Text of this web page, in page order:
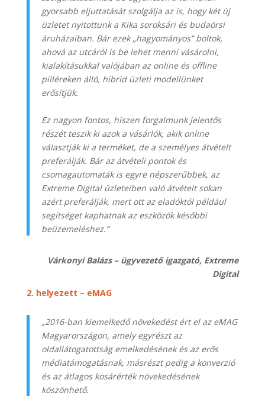
gyorsabb eljuttatását szolgálja az is, hogy két új
üzletet nyitottunk a Kika soroksári és budaörsi
áruházaiban. Bár ezek „hagyományos” boltok,
ahová az utcáról is be lehet menni vásárolni,
kialakításukkal valójában az online és offline
pilléreken álló, hibrid üzleti modellünket
erősítjük.
Ez nagyon fontos, hiszen forgalmunk jelentős
részét teszik ki azok a vásárlók, akik online
választják ki a terméket, de a személyes átvételt
preferálják. Bár az átvételi pontok és
csomagautomaták is egyre népszerűbbek, az
Extreme Digital üzleteiben való átvételt sokan
azért preferálják, mert ott az eladóktól például
segítséget kaphatnak az eszközök későbbi
beüzemeléshez.”
Várkonyi Balázs – ügyvezetőigazgató, Extreme
Digital
2. helyezett – eMAG
„2016-ban kiemelkedőnövekedést ért el az eMAG
Magyarországon, amely egyrészt az
oldallátogatottság emelkedésének és az erős
médiatámogatásnak, másrészt pedig a konverzió
és az átlagos kosárérték növekedésének
köszönhető.